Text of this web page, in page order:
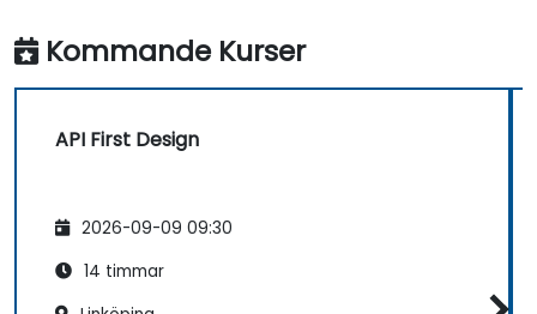
Kommande Kurser
API First Design
2026-09-09 09:30
14 timmar